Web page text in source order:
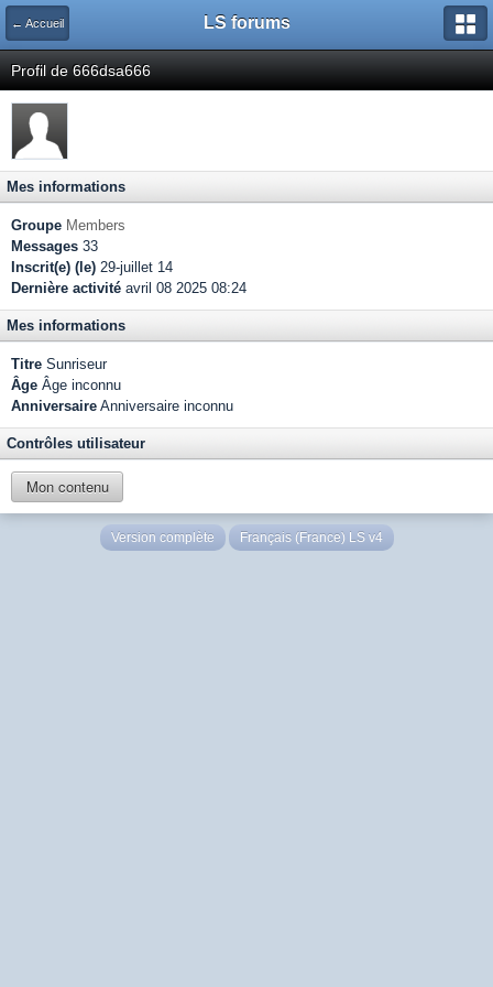
← Accueil LS forums
Profil de 666dsa666
Mes informations
Groupe Members
Messages 33
Inscrit(e) (le) 29-juillet 14
Dernière activité avril 08 2025 08:24
Mes informations
Titre Sunriseur
Âge Âge inconnu
Anniversaire Anniversaire inconnu
Contrôles utilisateur
Mon contenu
Version complète Français (France) LS v4